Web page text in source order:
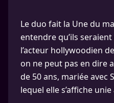
Le duo fait la Une du
entendre qu’ils
l’acteur hollywoodien
on ne peut pas en dire
de 50 ans, mariée avec
lequel elle s’affiche